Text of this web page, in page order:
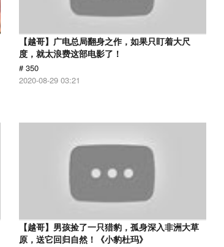
【越哥】广电总局翻身之作，如果只盯着大尺
度，就太浪费这部电影了！
# 350
2020-08-29 03:21
【越哥】男孩捡了一只猎豹，孤身深入非洲大草
原，送它回归自然！《小豹杜玛》